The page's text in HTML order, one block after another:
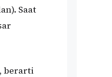
Saat
berarti